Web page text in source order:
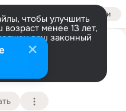
Войти
чтобы улучшить
менее 13 лет,
ваш законный